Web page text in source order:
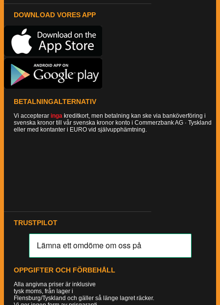
DOWNLOAD VORES APP
BETALNINGALTERNATIV
Vi accepterar inga kreditkort, men betalning kan ske via banköverföring i
svenska kronor till vår svenska kronor konto i Commerzbank AG · Tyskland
eller med kontanter i EURO vid självupphämtning.
TRUSTPILOT
OPPGIFTER OCH FÖRBEHÅLL
Alla angivna priser är inklusive
tysk moms, från lager i
Flensburg/Tyskland och gäller så länge lagret räcker.